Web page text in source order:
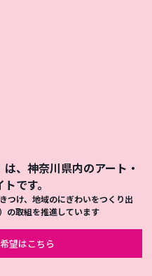
、神奈川県内のアート・
です。
つけ、地域のにぎわいをつくり出
の取組を推進しています
望はこちら